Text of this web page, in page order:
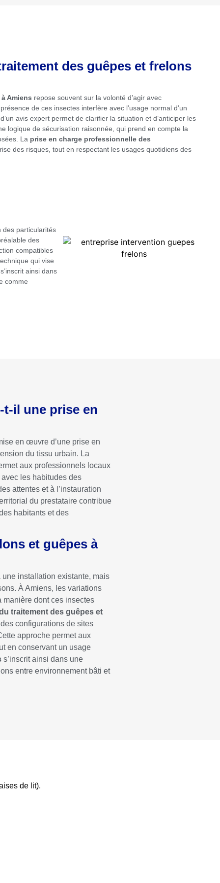
des guêpes et frelons
Amiens repose souvent sur la volonté d’agir avec
de ces insectes interfère avec l’usage normal d’un
avis expert permet de clarifier la situation et d’anticiper les
logique de sécurisation raisonnée, qui prend en compte la
La prise en charge professionnelle des
des risques, tout en respectant les usages quotidiens des
particularités
des
compatibles
qui vise
ainsi dans
comme
il une prise en
en œuvre d’une prise en
du tissu urbain. La
aux professionnels locaux
les habitudes des
attentes et à l’instauration
du prestataire contribue
habitants et des
et guêpes à
installation existante, mais
À Amiens, les variations
manière dont ces insectes
traitement des guêpes et
configurations de sites
approche permet aux
en conservant un usage
s’inscrit ainsi dans une
entre environnement bâti et
de lit).